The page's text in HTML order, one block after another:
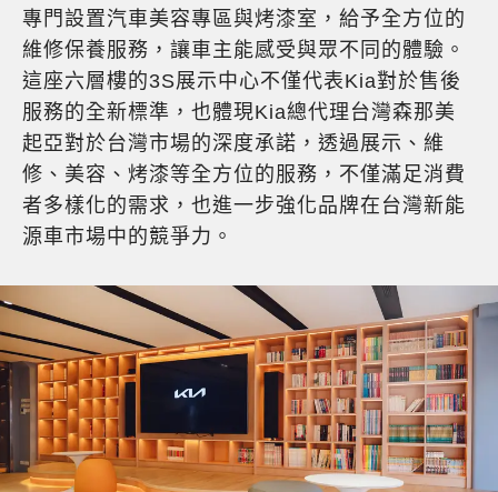
專門設置汽車美容專區與烤漆室，給予全方位的
維修保養服務，讓車主能感受與眾不同的體驗。
這座六層樓的3S展示中心不僅代表Kia對於售後
服務的全新標準，也體現Kia總代理台灣森那美
起亞對於台灣市場的深度承諾，透過展示、維
修、美容、烤漆等全方位的服務，不僅滿足消費
者多樣化的需求，也進一步強化品牌在台灣新能
源車市場中的競爭力。